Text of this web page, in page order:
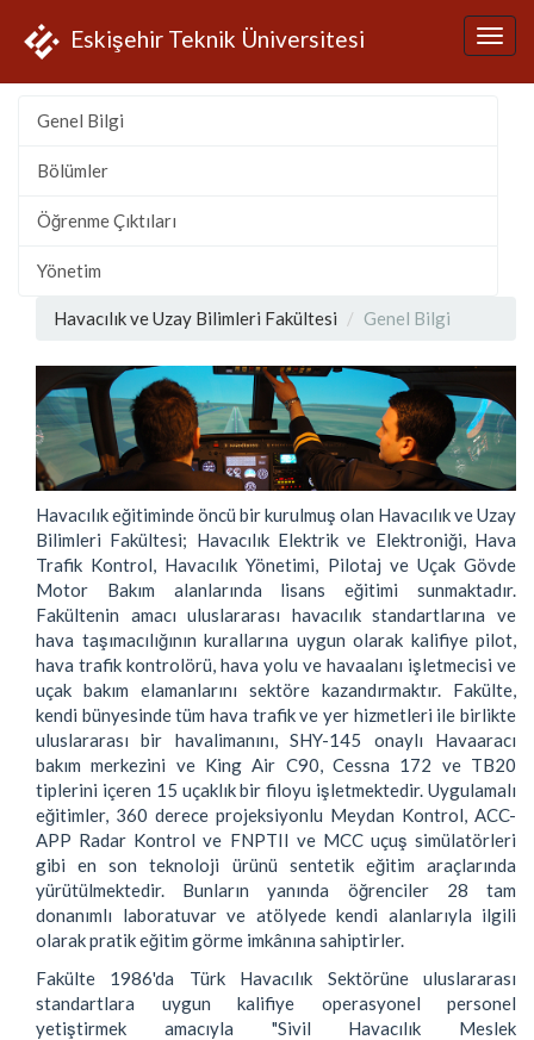
Eskişehir Teknik Üniversitesi
Genel Bilgi
Bölümler
Öğrenme Çıktıları
Yönetim
Havacılık ve Uzay Bilimleri Fakültesi Genel Bilgi
Havacılık eğitiminde öncü bir kurulmuş olan Havacılık ve Uzay
Bilimleri Fakültesi; Havacılık Elektrik ve Elektroniği, Hava
Trafik Kontrol, Havacılık Yönetimi, Pilotaj ve Uçak Gövde
Motor Bakım alanlarında lisans eğitimi sunmaktadır.
Fakültenin amacı uluslararası havacılık standartlarına ve
hava taşımacılığının kurallarına uygun olarak kalifiye pilot,
hava trafik kontrolörü, hava yolu ve havaalanı işletmecisi ve
uçak bakım elamanlarını sektöre kazandırmaktır. Fakülte,
kendi bünyesinde tüm hava trafik ve yer hizmetleri ile birlikte
uluslararası bir havalimanını, SHY-145 onaylı Havaaracı
bakım merkezini ve King Air C90, Cessna 172 ve TB20
tiplerini içeren 15 uçaklık bir filoyu işletmektedir. Uygulamalı
eğitimler, 360 derece projeksiyonlu Meydan Kontrol, ACC-
APP Radar Kontrol ve FNPTII ve MCC uçuş simülatörleri
gibi en son teknoloji ürünü sentetik eğitim araçlarında
yürütülmektedir. Bunların yanında öğrenciler 28 tam
donanımlı laboratuvar ve atölyede kendi alanlarıyla ilgili
olarak pratik eğitim görme imkânına sahiptirler.
Fakülte 1986'da Türk Havacılık Sektörüne uluslararası
standartlara uygun kalifiye operasyonel personel
yetiştirmek amacıyla "Sivil Havacılık Meslek